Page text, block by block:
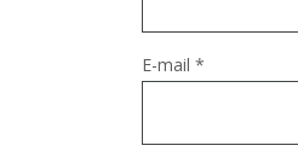
E-mail *